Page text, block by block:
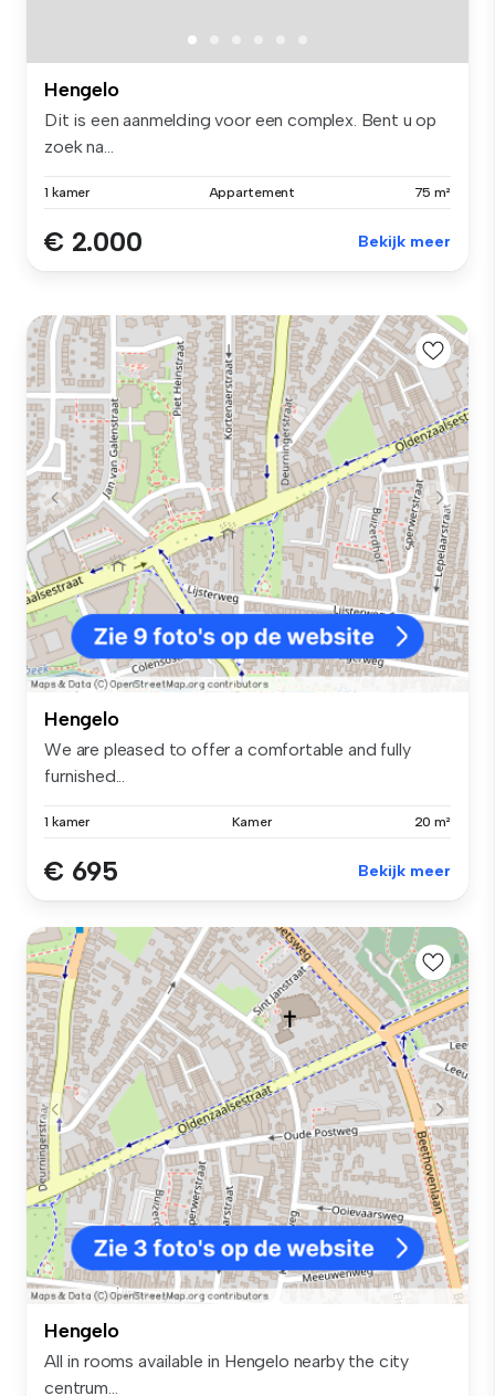
Hengelo
Dit is een aanmelding voor een complex. Bent u op
zoek na...
1 kamer Appartement 75 m²
€ 2.000 Bekijk meer
Hengelo
We are pleased to offer a comfortable and fully
furnished...
1 kamer Kamer 20 m²
€ 695 Bekijk meer
Hengelo
All in rooms available in Hengelo nearby the city
centrum...